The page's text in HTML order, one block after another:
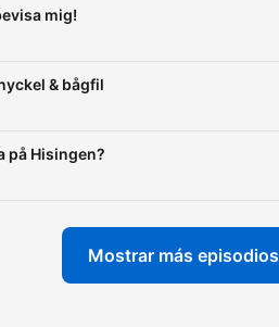
mig!
& bågfil
på Hisingen?
Mostrar más episodios